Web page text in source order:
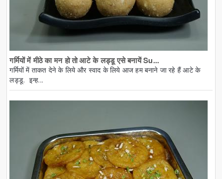
गर्मियों में मीठे का मन हो तो आटे के लड्डू एसे बनायें Su...
गर्मियों में ताकत देने के लिये और स्वाद के लिये आज हम बनाने जा रहे हैं आटे के
लड्डू. इन्ह...